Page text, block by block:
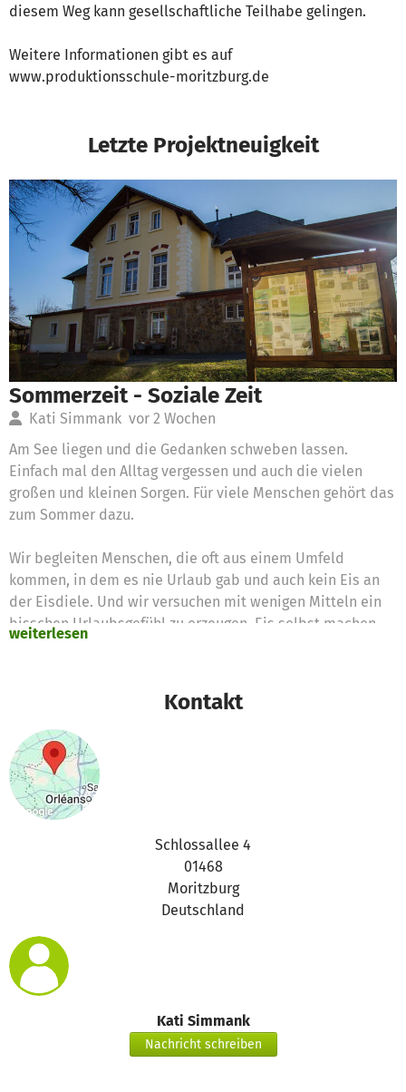
diesem Weg kann gesellschaftliche Teilhabe gelingen.
Weitere Informationen gibt es auf
www.produktionsschule-moritzburg.de
Letzte Projektneuigkeit
Sommerzeit - Soziale Zeit
Kati Simmank vor 2 Wochen
Am See liegen und die Gedanken schweben lassen.
Einfach mal den Alltag vergessen und auch die vielen
großen und kleinen Sorgen. Für viele Menschen gehört das
zum Sommer dazu.
Wir begleiten Menschen, die oft aus einem Umfeld
kommen, in dem es nie Urlaub gab und auch kein Eis an
der Eisdiele. Und wir versuchen mit wenigen Mitteln ein
bisschen Urlaubsgefühl zu erzeugen. Eis selbst machen,
Wir danken allen unseren bisherigen Spenderinnen und
Spendern für jeden noch so kleinen Beitrag und freuen uns
über weitere Zuwendungen. Denn die Summe der kleinen
Teile ergibt ein Ganzes.
weiterlesen
Kontakt
Schlossallee 4
01468
Moritzburg
Deutschland
Kati Simmank
Nachricht schreiben